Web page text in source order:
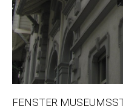
FENSTER